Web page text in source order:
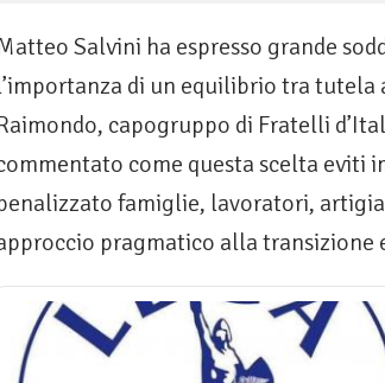
Salvini ha espresso grande
di un equilibrio tra
capogruppo di Fratelli
come questa scelta eviti
famiglie, lavoratori,
pragmatico alla